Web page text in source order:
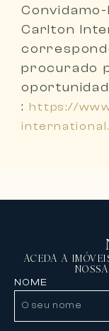
Carlton
procurado
: https://
ACEDA A
NOME